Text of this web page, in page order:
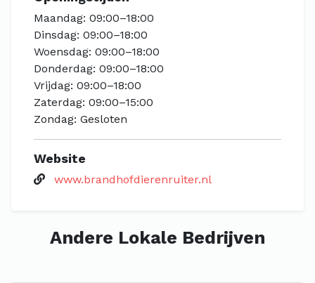
Maandag: 09:00–18:00
Dinsdag: 09:00–18:00
Woensdag: 09:00–18:00
Donderdag: 09:00–18:00
Vrijdag: 09:00–18:00
Zaterdag: 09:00–15:00
Zondag: Gesloten
Website
www.brandhofdierenruiter.nl
Andere Lokale Bedrijven